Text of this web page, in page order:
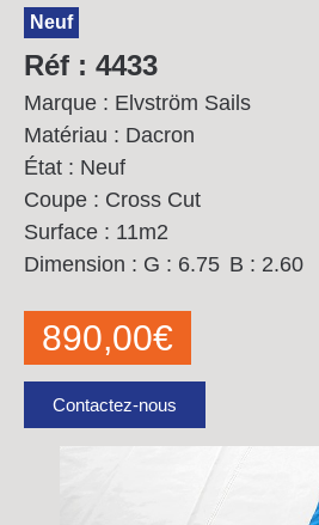
Neuf
Réf : 4433
Marque : Elvström Sails
Matériau : Dacron
État : Neuf
Coupe : Cross Cut
Surface : 11m2
Dimension : G : 6.75 B : 2.60
890,00€
Contactez-nous